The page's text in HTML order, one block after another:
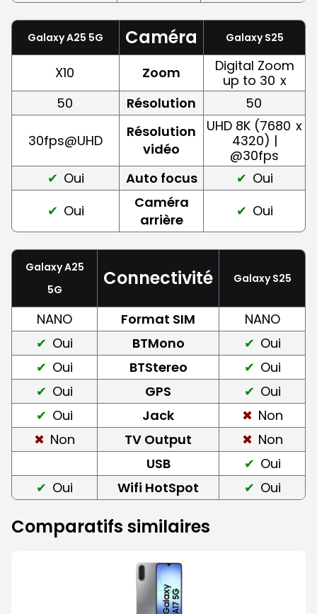
Galaxy A25 5G Caméra Galaxy S25
X10 Zoom
Digital Zoom
up to 30 x
50
Résolution 50
30fps@UHD
Résolution
vidéo
UHD 8K (7680 x
4320) |
@30fps
Oui
Auto focus
Oui
Oui
Caméra
arrière
Oui
Galaxy A25
5G
Connectivité Galaxy S25
NANO Format SIM
NANO
Oui
BTMono
Oui
Oui
BTStereo
Oui
Oui
GPS
Oui
Oui
Jack
Non
Non
TV Output
Non
USB
Oui
Oui
Wifi HotSpot Oui
Comparatifs similaires